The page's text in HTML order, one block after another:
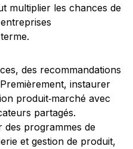
multiplier les chances de
des recommandations
instaurer
produit‑marché avec
partagés.
des programmes de
et gestion de produit,